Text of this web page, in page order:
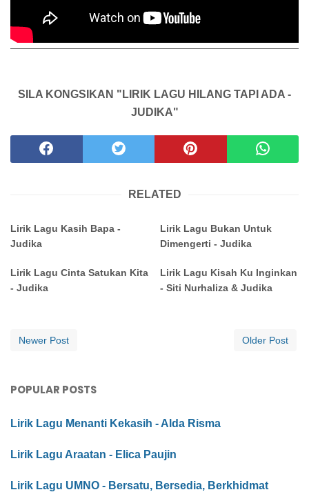
SILA KONGSIKAN "LIRIK LAGU HILANG TAPI ADA -
JUDIKA"
RELATED
Lirik Lagu Kasih Bapa -
Judika
Lirik Lagu Bukan Untuk
Dimengerti - Judika
Lirik Lagu Cinta Satukan Kita
- Judika
Lirik Lagu Kisah Ku Inginkan
- Siti Nurhaliza & Judika
Newer Post Older Post
POPULAR POSTS
Lirik Lagu Menanti Kekasih - Alda Risma
Lirik Lagu Araatan - Elica Paujin
Lirik Lagu UMNO - Bersatu, Bersedia, Berkhidmat